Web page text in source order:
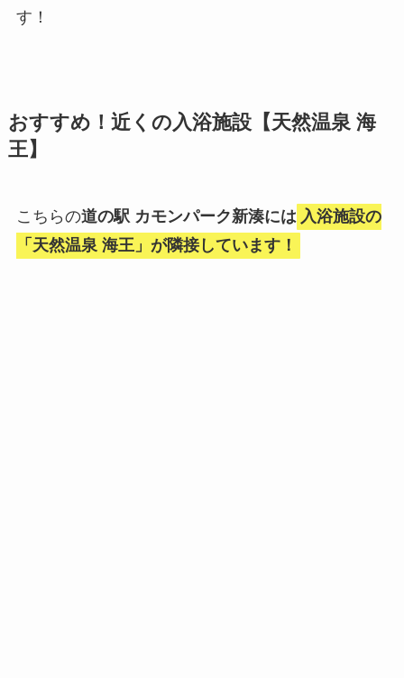
す！
おすすめ！近くの入浴施設【天然温泉 海
王】
こちらの道の駅 カモンパーク新湊には 入浴施設の
「天然温泉 海王」が隣接しています！